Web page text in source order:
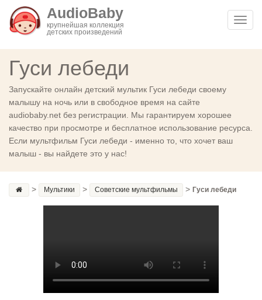
AudioBaby
крупнейшая коллекция
детских произведений
Гуси лебеди
Запускайте онлайн детский мультик Гуси лебеди своему
малышу на ночь или в свободное время на сайте
audiobaby.net без регистрации. Мы гарантируем хорошее
качество при просмотре и бесплатное использование ресурса.
Если мультфильм Гуси лебеди - именно то, что хочет ваш
малыш - вы найдете это у нас!
> Мультики > Советские мультфильмы > Гуси лебеди